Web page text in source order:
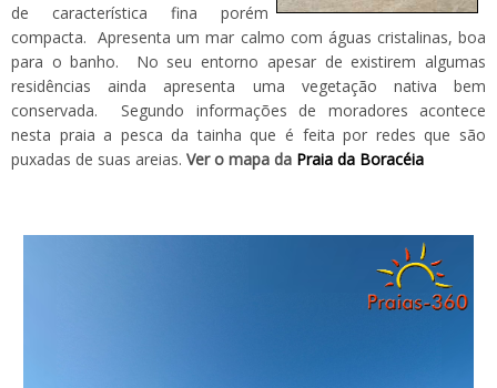
de característica fina porém
compacta. Apresenta um mar calmo com águas cristalinas, boa
para o banho. No seu entorno apesar de existirem algumas
residências ainda apresenta uma vegetação nativa bem
conservada. Segundo informações de moradores acontece
nesta praia a pesca da tainha que é feita por redes que são
puxadas de suas areias. Ver o mapa da Praia da Boracéia